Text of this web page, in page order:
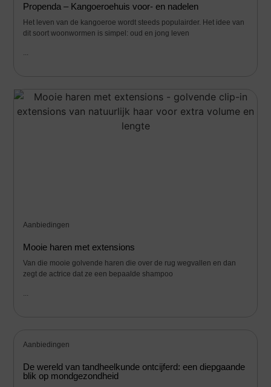
Propenda – Kangoeroehuis voor- en nadelen
Het leven van de kangoeroe wordt steeds populairder. Het idee van
dit soort woonwormen is simpel: oud en jong leven
...
Aanbiedingen
Mooie haren met extensions
Van die mooie golvende haren die over de rug wegvallen en dan
zegt de actrice dat ze een bepaalde shampoo
...
Aanbiedingen
De wereld van tandheelkunde ontcijferd: een diepgaande
blik op mondgezondheid